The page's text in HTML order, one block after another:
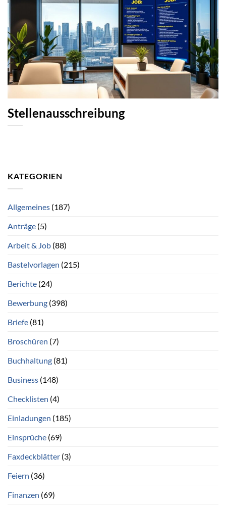
Stellenausschreibung
KATEGORIEN
Allgemeines (187)
Anträge (5)
Arbeit & Job (88)
Bastelvorlagen (215)
Berichte (24)
Bewerbung (398)
Briefe (81)
Broschüren (7)
Buchhaltung (81)
Business (148)
Checklisten (4)
Einladungen (185)
Einsprüche (69)
Faxdeckblätter (3)
Feiern (36)
Finanzen (69)